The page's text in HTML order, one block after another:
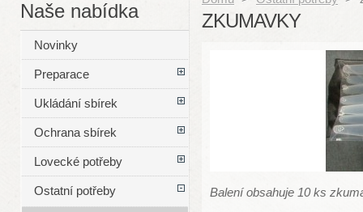
ZKUMAVKY
Balení obsahuje 10 ks
Naše nabídka
Novinky
Preparace
Ukládání sbírek
Ochrana sbírek
Lovecké potřeby
Ostatní potřeby